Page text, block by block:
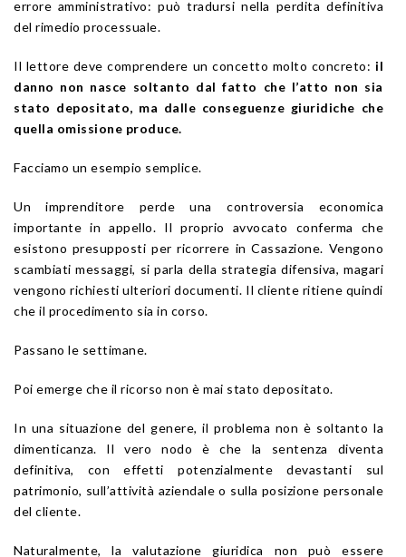
errore amministrativo: può tradursi nella perdita definitiva
del rimedio processuale.
Il lettore deve comprendere un concetto molto concreto: il
danno non nasce soltanto dal fatto che l’atto non sia
stato depositato, ma dalle conseguenze giuridiche che
quella omissione produce.
Facciamo un esempio semplice.
Un imprenditore perde una controversia economica
importante in appello. Il proprio avvocato conferma che
esistono presupposti per ricorrere in Cassazione. Vengono
scambiati messaggi, si parla della strategia difensiva, magari
vengono richiesti ulteriori documenti. Il cliente ritiene quindi
che il procedimento sia in corso.
Passano le settimane.
Poi emerge che il ricorso non è mai stato depositato.
In una situazione del genere, il problema non è soltanto la
dimenticanza. Il vero nodo è che la sentenza diventa
definitiva, con effetti potenzialmente devastanti sul
patrimonio, sull’attività aziendale o sulla posizione personale
del cliente.
Naturalmente, la valutazione giuridica non può essere